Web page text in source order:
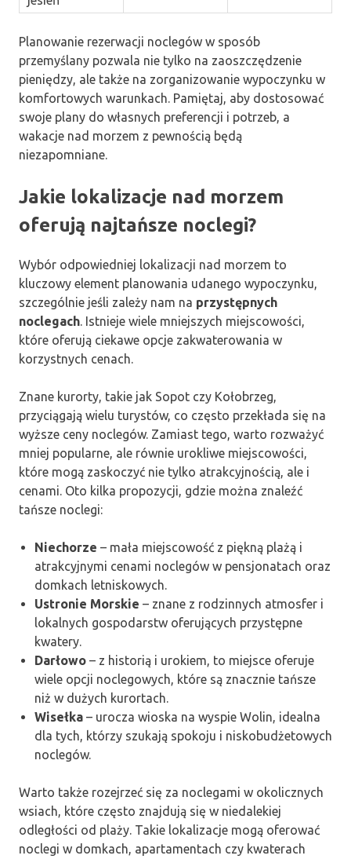
Planowanie rezerwacji noclegów w sposób
przemyślany pozwala nie tylko na zaoszczędzenie
pieniędzy, ale także na zorganizowanie wypoczynku w
komfortowych warunkach. Pamiętaj, aby dostosować
swoje plany do własnych preferencji i potrzeb, a
wakacje nad morzem z pewnością będą
niezapomniane.
Jakie lokalizacje nad morzem
oferują najtańsze noclegi?
Wybór odpowiedniej lokalizacji nad morzem to
kluczowy element planowania udanego wypoczynku,
szczególnie jeśli zależy nam na przystępnych
noclegach . Istnieje wiele mniejszych miejscowości,
które oferują ciekawe opcje zakwaterowania w
korzystnych cenach.
Znane kurorty, takie jak Sopot czy Kołobrzeg,
przyciągają wielu turystów, co często przekłada się na
wyższe ceny noclegów. Zamiast tego, warto rozważyć
mniej popularne, ale równie urokliwe miejscowości,
które mogą zaskoczyć nie tylko atrakcyjnością, ale i
cenami. Oto kilka propozycji, gdzie można znaleźć
tańsze noclegi:
Niechorze – mała miejscowość z piękną plażą i
atrakcyjnymi cenami noclegów w pensjonatach oraz
domkach letniskowych.
Ustronie Morskie – znane z rodzinnych atmosfer i
lokalnych gospodarstw oferujących przystępne
kwatery.
Darłowo – z historią i urokiem, to miejsce oferuje
wiele opcji noclegowych, które są znacznie tańsze
niż w dużych kurortach.
Wisełka – urocza wioska na wyspie Wolin, idealna
dla tych, którzy szukają spokoju i niskobudżetowych
noclegów.
Warto także rozejrzeć się za noclegami w okolicznych
wsiach, które często znajdują się w niedalekiej
odległości od plaży. Takie lokalizacje mogą oferować
noclegi w domkach, apartamentach czy kwaterach